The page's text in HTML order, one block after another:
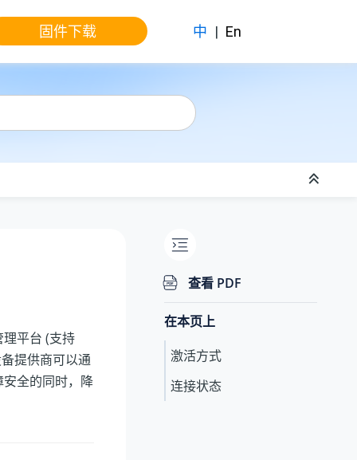
固件下载 中 | En
平台 (支持
提供商可以通
全的同时，降
查看 PDF
在本页上
激活方式
连接状态